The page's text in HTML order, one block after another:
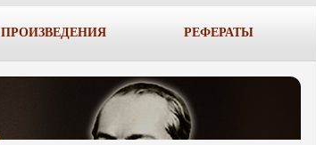
ПРОИЗВЕДЕНИЯ РЕФЕРАТЫ